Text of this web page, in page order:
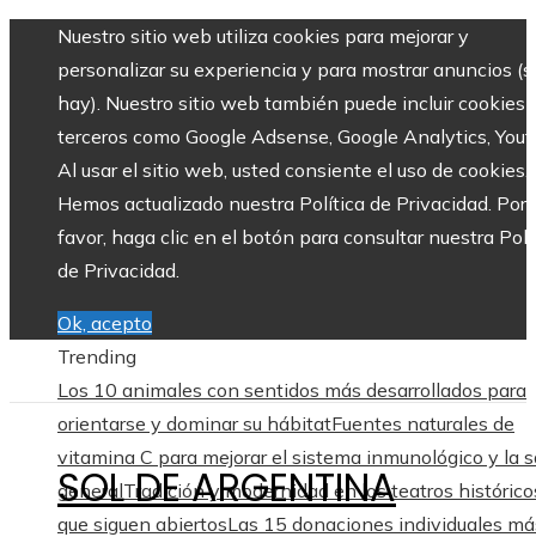
Nuestro sitio web utiliza cookies para mejorar y
personalizar su experiencia y para mostrar anuncios
hay). Nuestro sitio web también puede incluir cookies
terceros como Google Adsense, Google Analytics,
Al usar el sitio web, usted consiente el uso de cookies.
Hemos actualizado nuestra Política de Privacidad. Por
favor, haga clic en el botón para consultar nuestra
de Privacidad.
Ok, acepto
Trending
Los 10 animales con sentidos más desarrollados para
orientarse y dominar su hábitatFuentes naturales de
vitamina C para mejorar el sistema inmunológico y la
generalTradición y modernidad en los teatros
que siguen abiertosLas 15 donaciones individuales
SOL DE ARGENTINA